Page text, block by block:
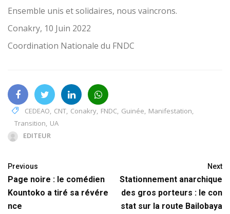
Ensemble unis et solidaires, nous vaincrons.
Conakry, 10 Juin 2022
Coordination Nationale du FNDC
CEDEAO, CNT, Conakry, FNDC, Guinée, Manifestation,
Transition, UA
EDITEUR
Previous
Page noire : le comédien
Kountoko a tiré sa révére
nce
Next
Stationnement anarchique
des gros porteurs : le con
stat sur la route Bailobaya